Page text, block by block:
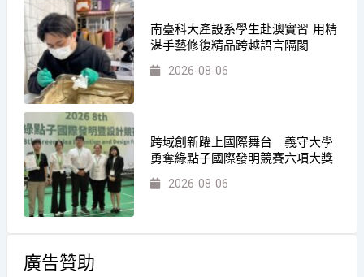
南臺科大產設系學生赴澳實習 用精
湛手藝修復精品跨越語言隔閡
2026-08-06
跨域創新躍上國際舞台 義守大學
勇奪綠點子國際發明競賽六項大獎
2026-08-06
廣告贊助